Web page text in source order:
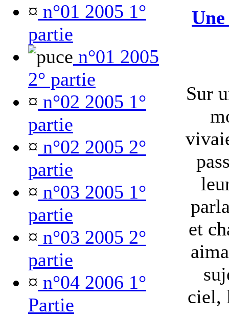
¤ n°01 2005 1°
partie
n°01 2005
2° partie
¤ n°02 2005 1°
partie
¤ n°02 2005 2°
partie
¤ n°03 2005 1°
partie
¤ n°03 2005 2°
partie
¤ n°04 2006 1°
Partie
Sur
et
ciel,